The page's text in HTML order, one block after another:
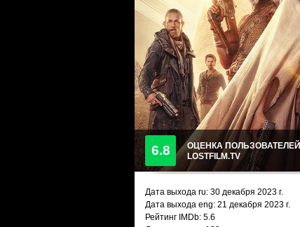
6.8
ОЦЕНКА ПОЛЬЗОВАТЕЛЕЙ
LOSTFILM.TV
Дата выхода ru: 30 декабря 2023 г.
Дата выхода eng: 21 декабря 2023 г.
Рейтинг IMDb: 5.6